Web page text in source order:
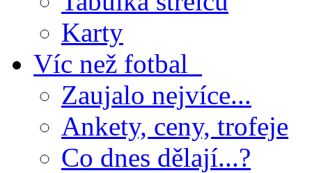
Karty
Víc než fotbal
Zaujalo nejvíce...
Ankety, ceny, trofeje
Co dnes dělají...?